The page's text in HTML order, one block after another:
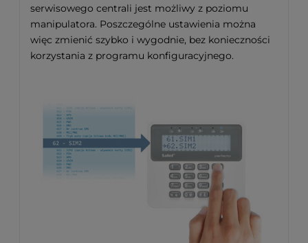
serwisowego centrali jest możliwy z poziomu
manipulatora. Poszczególne ustawienia można
więc zmienić szybko i wygodnie, bez konieczności
korzystania z programu konfiguracyjnego.